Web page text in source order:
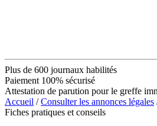
Plus de 600 journaux habilités
Paiement 100% sécurisé
Attestation de parution pour le greffe
Accueil /Consulter les annonces légales
Fiches pratiques et conseils